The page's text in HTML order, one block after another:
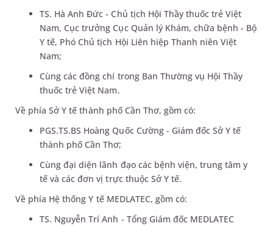
TS. Hà Anh Đức - Chủ tịch Hội Thầy thuốc trẻ Việt
Nam, Cục trưởng Cục Quản lý Khám, chữa bệnh - Bộ
Y tế, Phó Chủ tịch Hội Liên hiệp Thanh niên Việt
Nam;
Cùng các đồng chí trong Ban Thường vụ Hội Thầy
thuốc trẻ Việt Nam.
Về phía Sở Y tế thành phố Cần Thơ, gồm có:
PGS.TS.BS Hoàng Quốc Cường - Giám đốc Sở Y tế
thành phố Cần Thơ;
Cùng đại diện lãnh đạo các bệnh viện, trung tâm y
tế và các đơn vị trực thuộc Sở Y tế.
Về phía Hệ thống Y tế MEDLATEC, gồm có:
TS. Nguyễn Trí Anh - Tổng Giám đốc MEDLATEC